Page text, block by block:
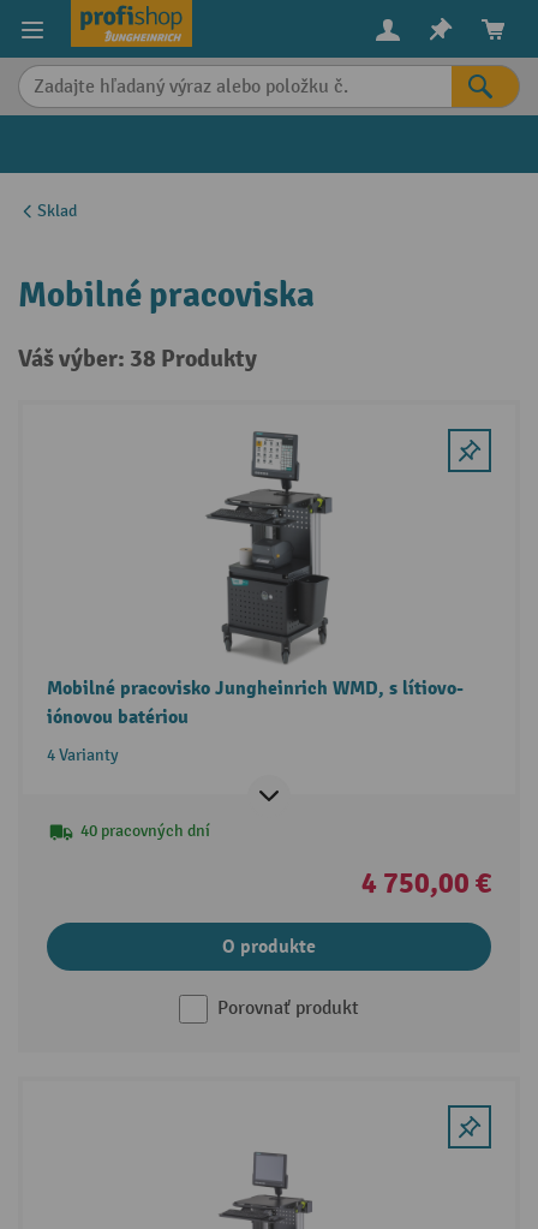
content
Sklad
Mobilné pracoviska
Váš výber: 38 Produkty
Mobilné pracovisko Jungheinrich WMD, s lítiovo-
iónovou batériou
4 Varianty
40 pracovných dní
4 750,00 €
O produkte
Porovnať produkt